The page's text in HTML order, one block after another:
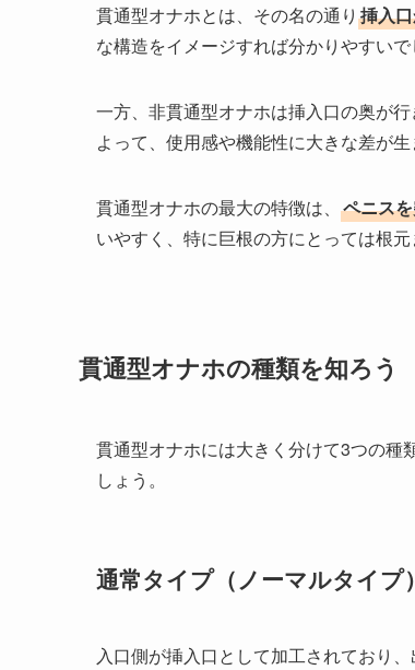
貫通型オナホとは、その名の通り 挿入
な構造をイメージすれば分かりやすいで
一方、非貫通型オナホは挿入口の奥が
よって、使用感や機能性に大きな差が生
貫通型オナホの最大の特徴は、 ペニス
いやすく、特に巨根の方にとっては根
貫通型オナホの種類を知ろう
貫通型オナホには大きく分けて3つの種
しょう。
通常タイプ（ノーマルタイプ）
入口側が挿入口として加工されており